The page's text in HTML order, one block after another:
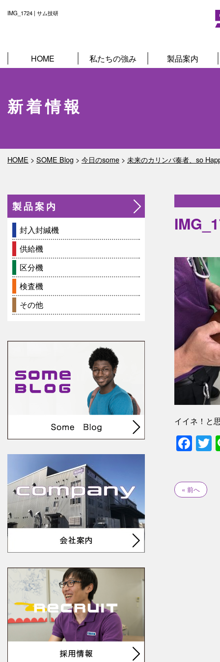
IMG_1724 | サム技研
HOME 私たちの強み 製品案内
新着情報
HOME > SOME Blog > 今日のsome > 未来のカリンバ奏者、so
イイネ！と
« 前へ
製品案内
封入封緘機
供給機
区分機
検査機
その他